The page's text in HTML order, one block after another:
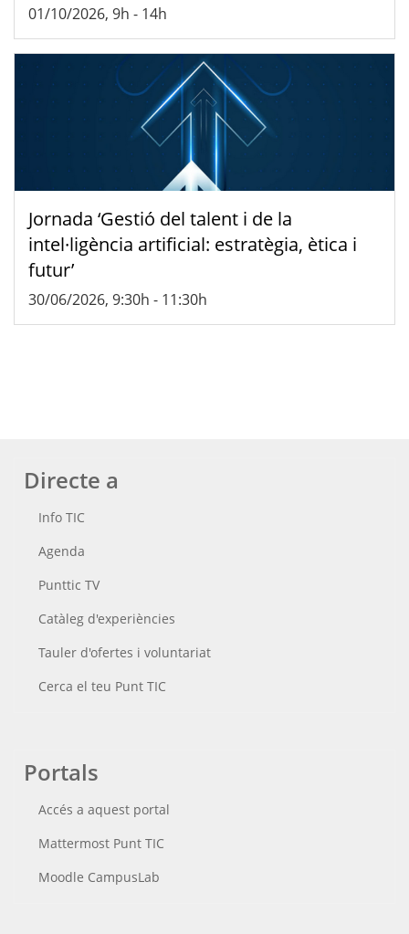
01/10/2026, 9h - 14h
Jornada ‘Gestió del talent i de la
intel·ligència artificial: estratègia, ètica i
futur’
30/06/2026, 9:30h - 11:30h
Directe a
Info TIC
Agenda
Punttic TV
Catàleg d'experiències
Tauler d'ofertes i voluntariat
Cerca el teu Punt TIC
Portals
Accés a aquest portal
Mattermost Punt TIC
Moodle CampusLab